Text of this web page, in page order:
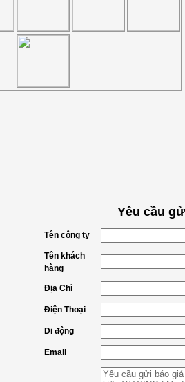
Yêu cầu
Tên công ty
Tên khách
hàng
Địa Chỉ
Điện Thoại
Di động
Email